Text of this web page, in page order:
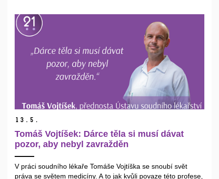
13. 5.
Tomáš Vojtíšek: Dárce těla si musí dávat
pozor, aby nebyl zavražděn
V práci soudního lékaře Tomáše Vojtíška se snoubí svět
práva se světem medicíny. A to jak kvůli povaze této profese,